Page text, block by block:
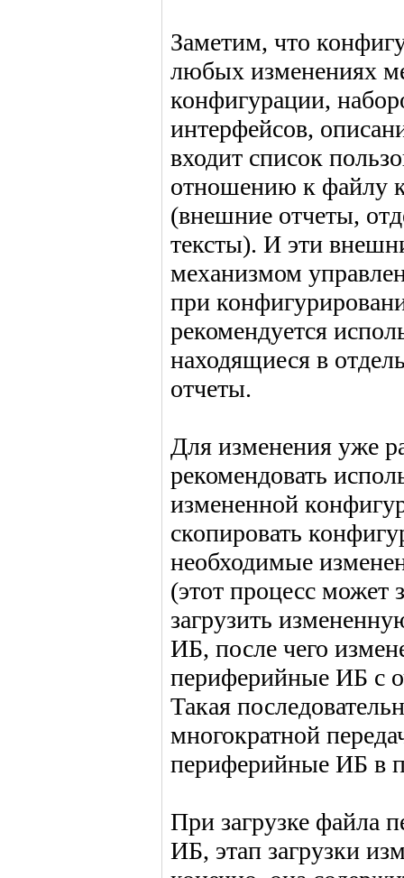
Заметим, что
любых изменениях
конфигурации,
интерфейсов,
входит список
отношению к файлу
(внешние отчеты,
тексты). И эти
механизмом
при
рекомендуется
находящиеся в
отчеты.
Для изменения уже
рекомендовать
измененной
скопировать
необходимые
(этот процесс может
загрузить
ИБ, после чего
периферийные ИБ с
Такая
многократной
периферийные ИБ в
При загрузке файла
ИБ, этап загрузки